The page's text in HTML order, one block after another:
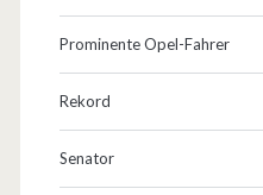
Prominente Opel-Fahrer
Rekord
Senator